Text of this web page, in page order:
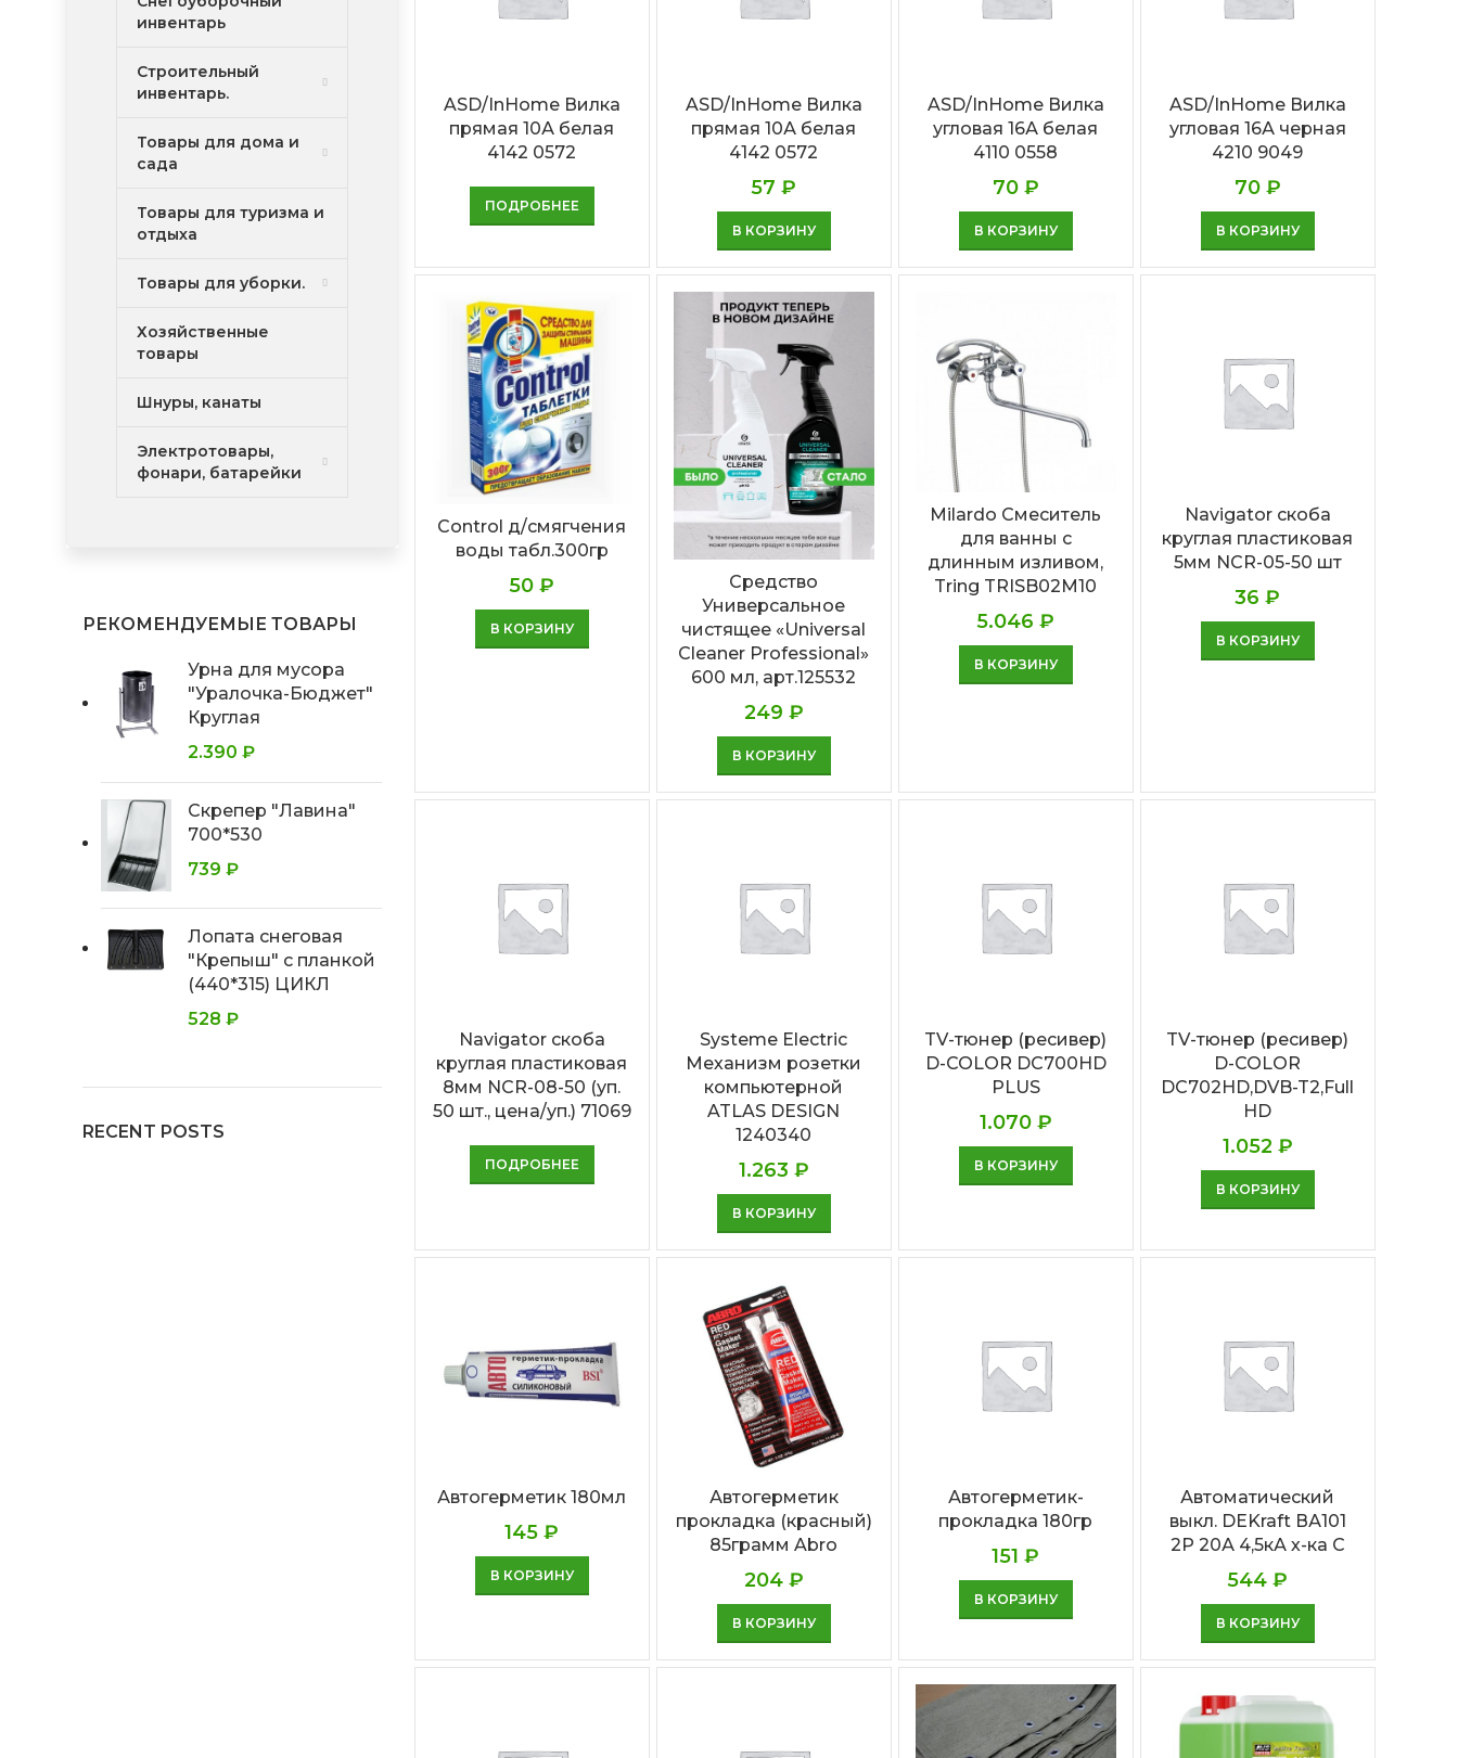
ASD/InHome Вилка
прямая 10А белая
4142 0572
ПОДРОБНЕЕ
ASD/InHome Вилка
прямая 10А белая
4142 0572
57₽
В КОРЗИНУ
ASD/InHome Вилка
угловая 16А белая
4110 0558
70 ₽
В КОРЗИНУ
ASD/InHome Вилка
угловая 16А черная
4210 9049
70 ₽
В КОРЗИНУ
Control д/смягчения
воды табл.300гр
50₽
В КОРЗИНУ
Cредство
Универсальное
чистящее «Universal
Cleaner Professional»
600 мл, арт.125532
249 ₽
В КОРЗИНУ
Milardo Смеситель
для ванны с
длинным изливом,
Tring TRISB02M10
5.046₽
В КОРЗИНУ
Navigator скоба
круглая пластиковая
5мм NCR-05-50 шт
36₽
В КОРЗИНУ
Navigator скоба
круглая пластиковая
8мм NCR-08-50 (уп.
50 шт., цена/уп.) 71069
ПОДРОБНЕЕ
Systeme Electric
Механизм розетки
компьютерной
ATLAS DESIGN
1240340
1.263 ₽
В КОРЗИНУ
TV-тюнер (ресивер)
D-COLOR DC700HD
PLUS
1.070 ₽
В КОРЗИНУ
TV-тюнер (ресивер)
D-COLOR
DC702HD,DVB-T2,Full
HD
1.052 ₽
В КОРЗИНУ
Автогерметик 180мл
145₽
В КОРЗИНУ
Автогерметик
прокладка (красный)
85грамм Abro
204 ₽
В КОРЗИНУ
Автогерметик-
прокладка 180гр
151₽
В КОРЗИНУ
Автоматический
выкл. DEKraft ВА101
2P 20А 4,5кА х-ка С
544₽
В КОРЗИНУ
инвентарь
Строительный
инвентарь.
Товары для дома и
сада
Товары для туризма и
отдыха
Товары для уборки.
Хозяйственные
товары
Шнуры, канаты
Электротовары,
фонари, батарейки
РЕКОМЕНДУЕМЫЕ ТОВАРЫ
Урна для мусора
"Уралочка-Бюджет"
Круглая
2.390 ₽
Скрепер "Лавина"
700*530
739 ₽
Лопата снеговая
"Крепыш" с планкой
(440*315) ЦИКЛ
528 ₽
RECENT POSTS